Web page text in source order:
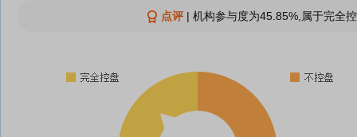
点评| 机构参与度为45.85%,属于完全